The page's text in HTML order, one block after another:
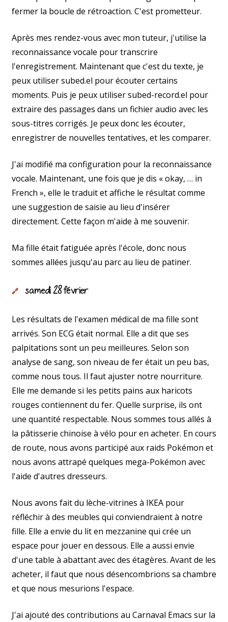
fermer la boucle de rétroaction. C'est prometteur.
Après mes rendez-vous avec mon tuteur, j'utilise la
reconnaissance vocale pour transcrire
l'enregistrement. Maintenant que c'est du texte, je
peux utiliser subed.el pour écouter certains
moments. Puis je peux utiliser subed-record.el pour
extraire des passages dans un fichier audio avec les
sous-titres corrigés. Je peux donc les écouter,
enregistrer de nouvelles tentatives, et les comparer.
J'ai modifié ma configuration pour la reconnaissance
vocale. Maintenant, une fois que je dis « okay, … in
French », elle le traduit et affiche le résultat comme
une suggestion de saisie au lieu d'insérer
directement. Cette façon m'aide à me souvenir.
Ma fille était fatiguée après l'école, donc nous
sommes allées jusqu'au parc au lieu de patiner.
🔗 samedi 28 février
Les résultats de l'examen médical de ma fille sont
arrivés. Son ECG était normal. Elle a dit que ses
palpitations sont un peu meilleures. Selon son
analyse de sang, son niveau de fer était un peu bas,
comme nous tous. Il faut ajuster notre nourriture.
Elle me demande si les petits pains aux haricots
rouges contiennent du fer. Quelle surprise, ils ont
une quantité respectable. Nous sommes tous allés à
la pâtisserie chinoise à vélo pour en acheter. En cours
de route, nous avons participé aux raids Pokémon et
nous avons attrapé quelques mega-Pokémon avec
l'aide d'autres dresseurs.
Nous avons fait du lèche-vitrines à IKEA pour
réfléchir à des meubles qui conviendraient à notre
fille. Elle a envie du lit en mezzanine qui crée un
espace pour jouer en dessous. Elle a aussi envie
d'une table à abattant avec des étagères. Avant de les
acheter, il faut que nous désencombrions sa chambre
et que nous mesurions l'espace.
J'ai ajouté des contributions au Carnaval Emacs sur la